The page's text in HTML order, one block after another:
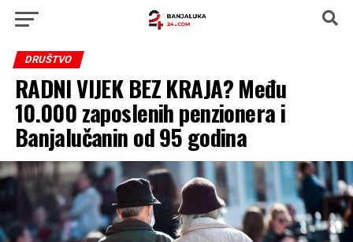
DRUŠTVO
RADNI VIJEK BEZ KRAJA? Među
10.000 zaposlenih penzionera i
Banjalučanin od 95 godina